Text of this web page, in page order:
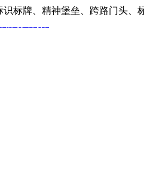
标牌、精神堡垒、跨路门头、